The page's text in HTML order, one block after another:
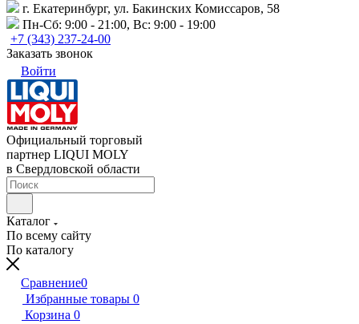
г. Екатеринбург, ул. Бакинских Комиссаров, 58
Пн-Сб: 9:00 - 21:00, Вс: 9:00 - 19:00
+7 (343) 237-24-00
Заказать звонок
Войти
Официальный торговый
партнер LIQUI MOLY
в Свердловской области
Каталог
По всему сайту
По каталогу
Сравнение0
Избранные товары 0
Корзина 0